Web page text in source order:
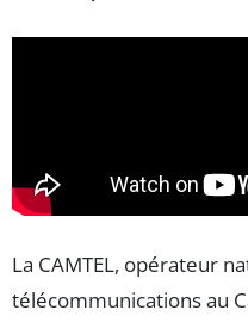
La CAMTEL, opérateur
télécommunications au